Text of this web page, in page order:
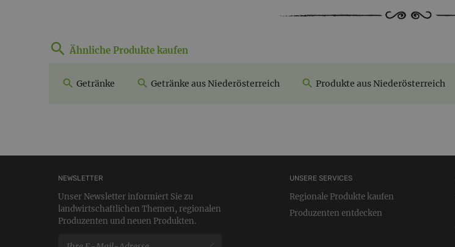
Ähnliche Produkte kaufen
Getränke Getränke aus Niederösterreich Produkte aus Niederösterreich
NEWSLETTER
Unser Newsletter informiert Sie zu
landwirtschaftlichen Themen, regionalen
Produzenten und neuen Produkten.
UNSERE SERVICES
Regionale Produkte kaufen
Produzenten entdecken